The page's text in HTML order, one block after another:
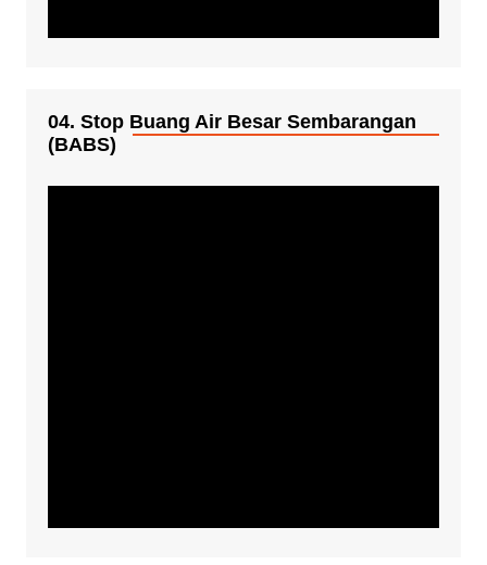
04. Stop Buang Air Besar Sembarangan
(BABS)